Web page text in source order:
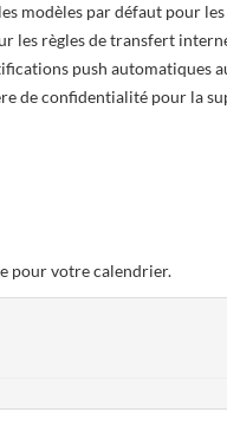
modèles par défaut pour
les règles de transfert
push automatiques
de confidentialité pour la
pour votre calendrier.